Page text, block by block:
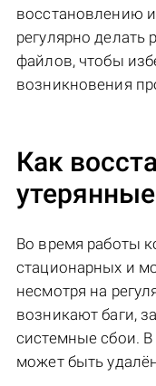
восстановлению
регулярно
файлов, чтобы
возникновения
Как
Во время работы
стационарных и
несмотря на
возникают баги,
системные сбои.
может быть